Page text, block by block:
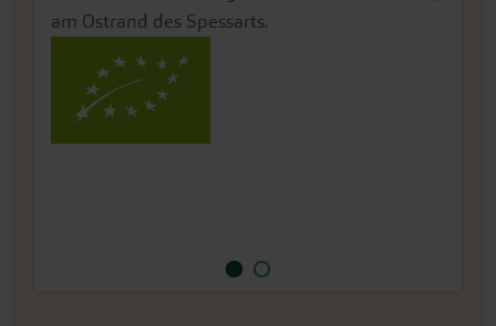
am Ostrand des Spessarts.
gelegen.